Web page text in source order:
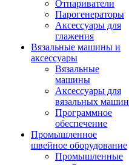
Отпариватели
Парогенераторы
Аксессуары для
глажения
Вязальные машины и
аксессуары
Вязальные
машины
Аксессуары для
вязальных машин
Программное
обеспечение
Промышленное
швейное оборудование
Промышленные